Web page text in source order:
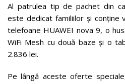
Al patrulea tip de pachet din
este dedicat familiilor și conține
telefoane HUAWEI nova 9, o
WiFi Mesh cu două baze și o
2.836 lei.
Pe lângă aceste oferte